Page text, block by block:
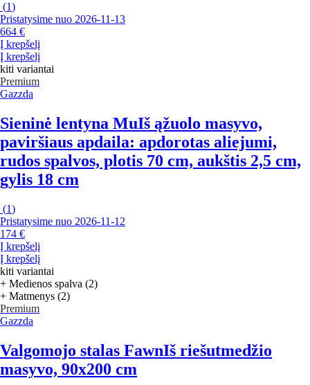
(1)
Pristatysime nuo 2026‑11‑13
664 €
Į krepšelį
Į krepšelį
kiti variantai
Premium
Gazzda
Sieninė lentyna MuIš ąžuolo masyvo,
paviršiaus apdaila: apdorotas aliejumi,
rudos spalvos, plotis 70 cm, aukštis 2,5 cm,
gylis 18 cm
(1)
Pristatysime nuo 2026‑11‑12
174 €
Į krepšelį
Į krepšelį
kiti variantai
+ Medienos spalva (2)
+ Matmenys (2)
Premium
Gazzda
Valgomojo stalas FawnIš riešutmedžio
masyvo, 90x200 cm